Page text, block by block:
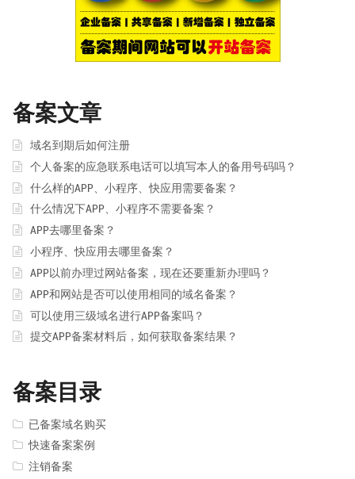
备案文章
域名到期后如何注册
个人备案的应急联系电话可以填写本人的备用号码吗？
什么样的APP、小程序、快应用需要备案？
什么情况下APP、小程序不需要备案？
APP去哪里备案？
小程序、快应用去哪里备案？
APP以前办理过网站备案，现在还要重新办理吗？
APP和网站是否可以使用相同的域名备案？
可以使用三级域名进行APP备案吗？
提交APP备案材料后，如何获取备案结果？
备案目录
已备案域名购买
快速备案案例
注销备案